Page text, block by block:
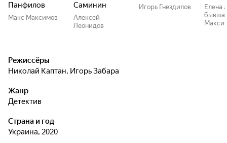
Панфилов
Макс Максимов
Саминин
Алексей
Леонидов
Игорь Гнездилов
Елена
Режиссёры
Николай Каптан, Игорь Забара
Жанр
детектив
Страна и год
Украина, 2020